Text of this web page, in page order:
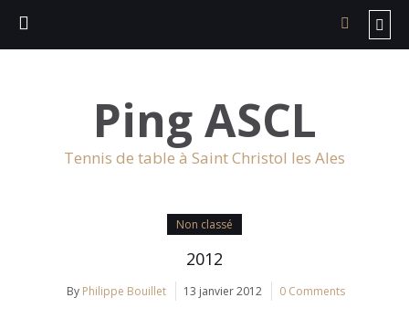
Ping ASCL
Tennis de table à Saint Christol les Ales
Non classé
2012
By Philippe Bouillet 13 janvier 2012 0 Comments